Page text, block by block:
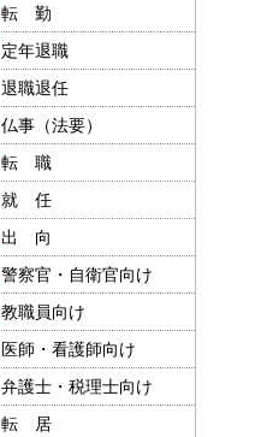
転 勤
定年退職
退職退任
仏事（法要）
転 職
就 任
出 向
警察官・自衛官向け
教職員向け
医師・看護師向け
弁護士・税理士向け
転 居